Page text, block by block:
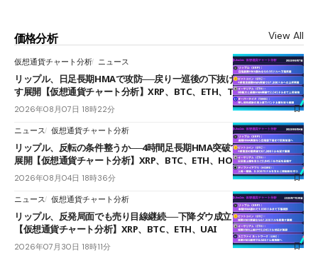
価格分析 View All
仮想通貨チャート分析 ニュース
リップル、日足長期HMAで攻防──戻り一巡後の下抜けで0.95ドルを試
す展開【仮想通貨チャート分析】XRP、BTC、ETH、TAKE
2026年08月07日 18時22分
ニュース 仮想通貨チャート分析
リップル、反転の条件整うか──4時間足長期HMA突破で雲下端を目指す
展開【仮想通貨チャート分析】XRP、BTC、ETH、HOME
2026年08月04日 18時36分
ニュース 仮想通貨チャート分析
リップル、反発局面でも売り目線継続──下降ダウ成立で下値追う展開
【仮想通貨チャート分析】XRP、BTC、ETH、UAI
2026年07月30日 18時11分